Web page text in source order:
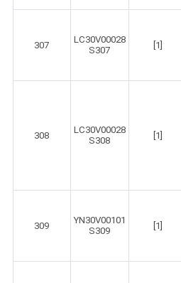
307
LC30V00028
S307
[1]
308
LC30V00028
S308
[1]
309
YN30V00101
S309
[1]